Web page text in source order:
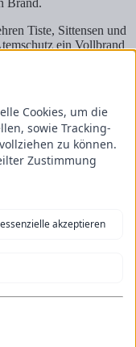
Tiste, Sittensen und
ein Vollbrand
das Fahrzeug auf
Polizei hat die
Reith
Cookies, um die
sowie Tracking-
zu können.
Zustimmung
akzeptieren